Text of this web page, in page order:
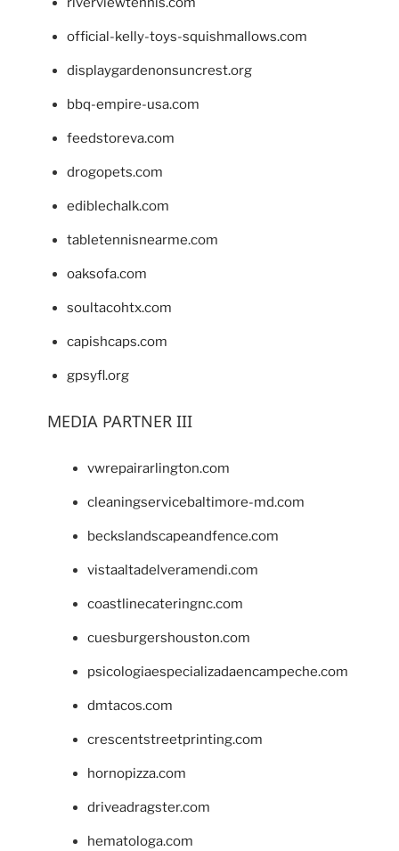
official-kelly-toys-squishmallows.com
displaygardenonsuncrest.org
bbq-empire-usa.com
feedstoreva.com
drogopets.com
ediblechalk.com
tabletennisnearme.com
oaksofa.com
soultacohtx.com
capishcaps.com
gpsyfl.org
MEDIA PARTNER III
vwrepairarlington.com
cleaningservicebaltimore-md.com
beckslandscapeandfence.com
vistaaltadelveramendi.com
coastlinecateringnc.com
cuesburgershouston.com
psicologiaespecializadaencampeche.com
dmtacos.com
crescentstreetprinting.com
hornopizza.com
driveadragster.com
hematologa.com